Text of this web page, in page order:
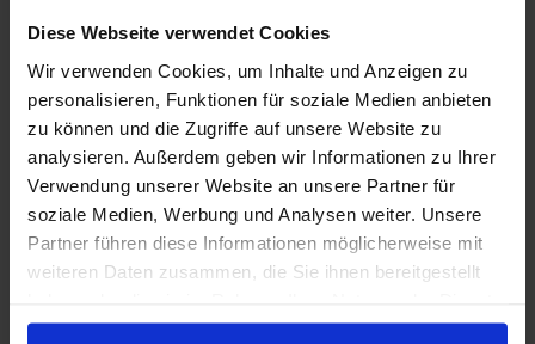
Diese Webseite verwendet Cookies
Wir verwenden Cookies, um Inhalte und Anzeigen zu
personalisieren, Funktionen für soziale Medien anbieten
zu können und die Zugriffe auf unsere Website zu
analysieren. Außerdem geben wir Informationen zu Ihrer
Verwendung unserer Website an unsere Partner für
soziale Medien, Werbung und Analysen weiter. Unsere
Partner führen diese Informationen möglicherweise mit
weiteren Daten zusammen, die Sie ihnen bereitgestellt
gesammelt haben.